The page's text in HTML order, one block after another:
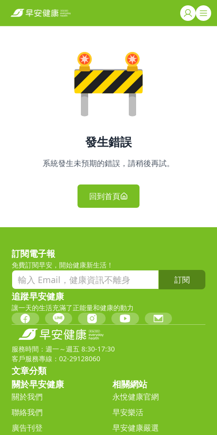
發生錯誤
系統發生未預期的錯誤，請稍後再試。
回到首頁
訂閱電子報
免費訂閱早安，開始健康新生活！
訂閱
追蹤早安健康
讓一天的生活充滿了正能量和健康的動力
服務時間：週一～週五 8:30-17:30
客戶服務專線：02-29128060
文章分類
關於早安健康
關於我們
聯絡我們
廣告刊登
相關網站
永悅健康官網
早安樂活
早安健康嚴選